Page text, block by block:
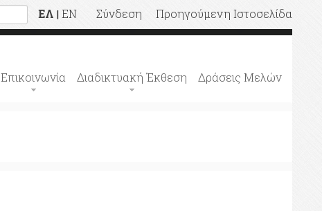
ΕΛ | EN Σύνδεση Προηγούμενη Ιστοσελίδα
Επικοινωνία Διαδικτυακή Έκθεση Δράσεις Μελών